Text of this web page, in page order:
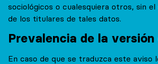
sociológicos o cualesquiera otros, sin
de los titulares de tales datos.
Prevalencia de la versión
En caso de que se traduzca este aviso